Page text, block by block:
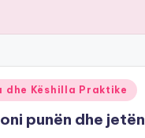
dhe Këshilla Praktike
punën dhe jetën